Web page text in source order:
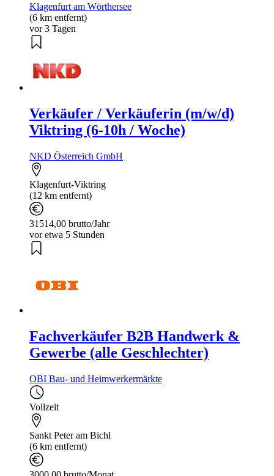
Klagenfurt am Wörthersee
(6 km entfernt)
vor 3 Tagen
Verkäufer / Verkäuferin (m/w/d)
Viktring (6-10h / Woche)
NKD Österreich GmbH
Klagenfurt-Viktring
(12 km entfernt)
31514,00 brutto/Jahr
vor etwa 5 Stunden
Fachverkäufer B2B Handwerk &
Gewerbe (alle Geschlechter)
OBI Bau- und Heimwerkermärkte
Vollzeit
Sankt Peter am Bichl
(6 km entfernt)